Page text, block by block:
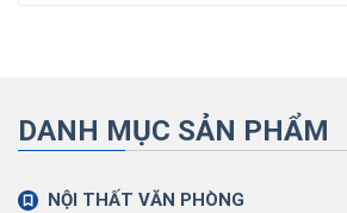
DANH MỤC SẢN PHẨM
NỘI THẤT VĂN PHÒNG